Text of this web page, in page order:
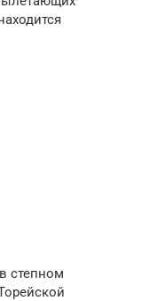
степном